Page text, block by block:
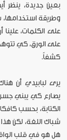
بعين جديدة، ينظر
وطريقة
على الكلمات،
على الورق، كي
كشفاً.
يرى لبابيدي أن
يصارع كي يبني جسراً
الكتابة، بحسب
شباك اللغة، لكن هذا
هل هو في قلب